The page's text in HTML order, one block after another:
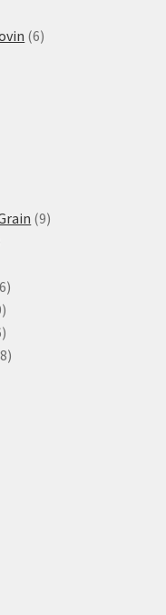
66
99
66
10
produktů
6
produktů
88